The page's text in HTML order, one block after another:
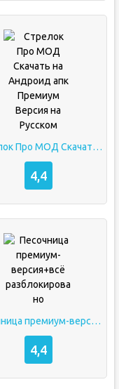
Стрелок Про МОД Скачать на Андроид апк Премиум Версия на Русском
4,4
Песочница премиум-версия+всё разблокировано
4,4